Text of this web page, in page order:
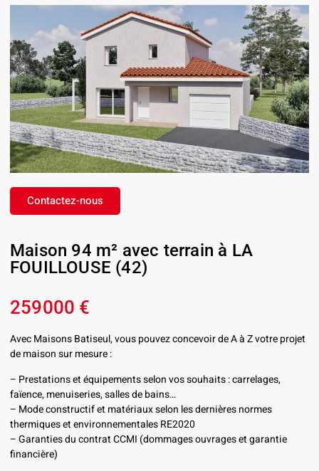
Contactez-nous
Maison 94 m² avec terrain à LA
FOUILLOUSE (42)
259000 €
Avec Maisons Batiseul, vous pouvez concevoir de A à Z votre projet
de maison sur mesure :
– Prestations et équipements selon vos souhaits : carrelages,
faïence, menuiseries, salles de bains…
– Mode constructif et matériaux selon les dernières normes
thermiques et environnementales RE2020
– Garanties du contrat CCMI (dommages ouvrages et garantie
financière)